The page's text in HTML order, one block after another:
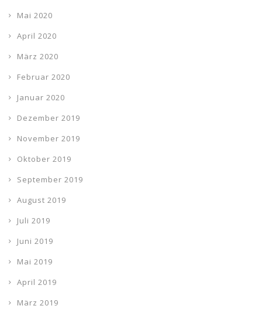
Mai 2020
April 2020
März 2020
Februar 2020
Januar 2020
Dezember 2019
November 2019
Oktober 2019
September 2019
August 2019
Juli 2019
Juni 2019
Mai 2019
April 2019
März 2019